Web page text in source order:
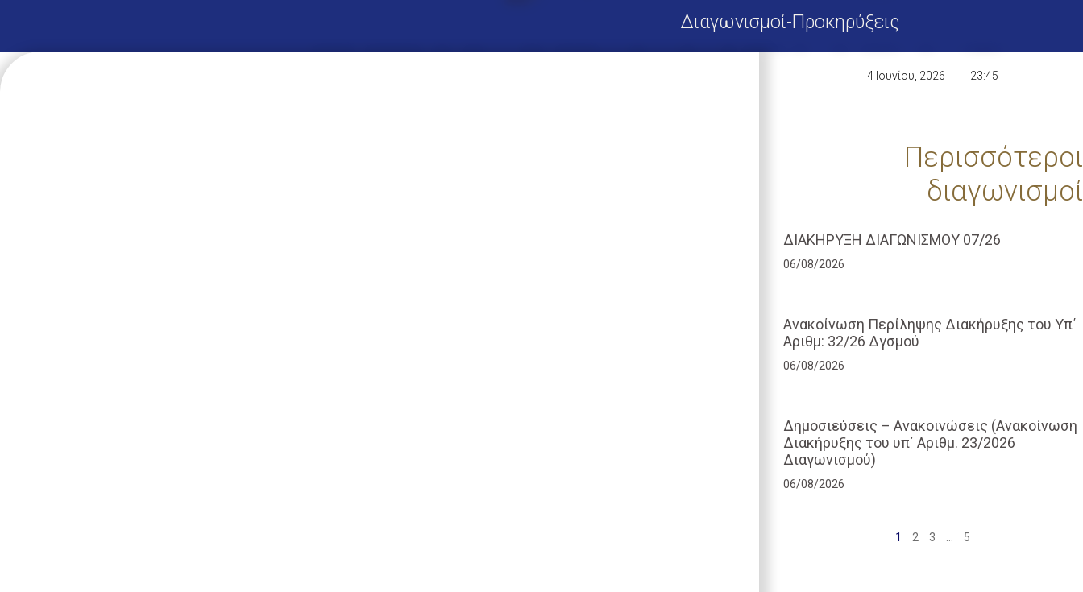
Διαγωνισμοί-Προκηρύξεις
4 Ιουνίου, 2026 23:45
Περισσότεροι
διαγωνισμοί
ΔΙΑΚΗΡΥΞΗ ΔΙΑΓΩΝΙΣΜΟΥ 07/26
06/08/2026
Ανακοίνωση Περίληψης Διακήρυξης του Υπ΄
Αριθμ: 32/26 Δγσμού
06/08/2026
Δημοσιεύσεις – Ανακοινώσεις (Ανακοίνωση
Διακήρυξης του υπ΄ Αριθμ. 23/2026
Διαγωνισμού)
06/08/2026
1 2 3 5